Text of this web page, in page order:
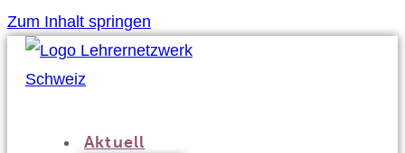
Zum Inhalt springen
Aktuell